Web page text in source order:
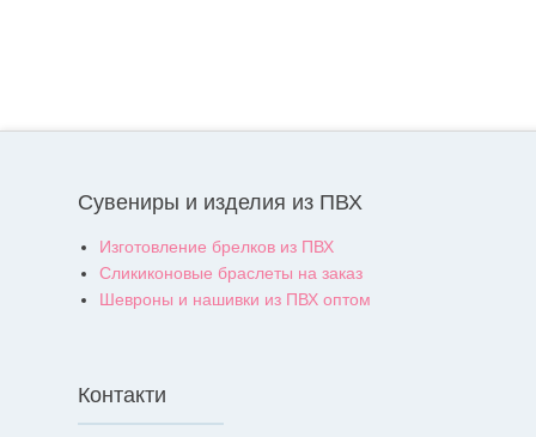
Сувениры и изделия из ПВХ
Изготовление брелков из ПВХ
Сликиконовые браслеты на заказ
Шевроны и нашивки из ПВХ оптом
Контакти